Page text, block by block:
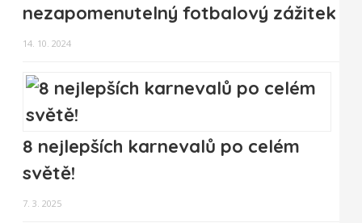
nezapomenutelný fotbalový zážitek
14. 10. 2024
8 nejlepších karnevalů po celém
světě!
7. 3. 2025